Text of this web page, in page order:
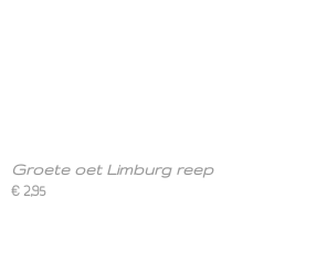
Groete oet Limburg reep
€ 2,95